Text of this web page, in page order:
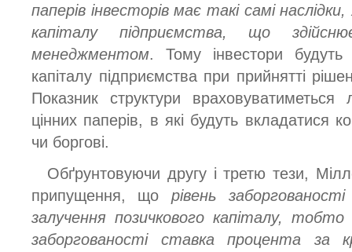
паперів інвесторів має такі самі
капіталу підприємства, що
менеджментом. Тому інвестори будуть
капіталу підприємства при прийнятті
Показник структури
цінних паперів, в які будуть вкладатися
чи боргові.
Обґрунтовуючи другу і третю тези,
припущення, що рівень
залучення позичкового капіталу, тобто
заборгованості ставка процента за